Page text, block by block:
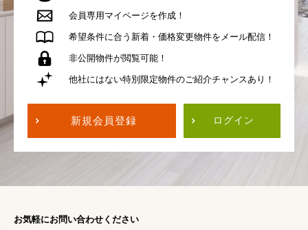
会員専用 マイページを作成！
希望条件に合う 新着・価格変更物件を メール配信！
非公開物件が閲覧可能！
他社にはない特別限定物件のご紹介チャンスあり！
新規会員登録 ログイン
お気軽にお問い合わせください